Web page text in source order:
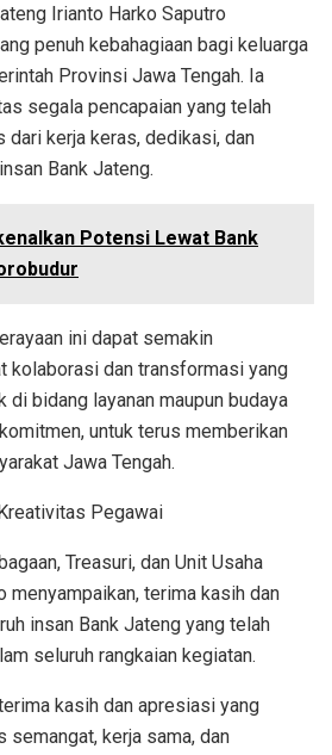
Irianto Harko Saputro
penuh kebahagiaan bagi keluarga
Provinsi Jawa Tengah. Ia
segala pencapaian yang telah
dari kerja keras, dedikasi, dan
Bank Jateng.
Potensi Lewat Bank
ini dapat semakin
kolaborasi dan transformasi yang
di bidang layanan maupun budaya
untuk terus memberikan
Jawa Tengah.
Pegawai
Treasuri, dan Unit Usaha
menyampaikan, terima kasih dan
insan Bank Jateng yang telah
seluruh rangkaian kegiatan.
kasih dan apresiasi yang
kerja sama, dan